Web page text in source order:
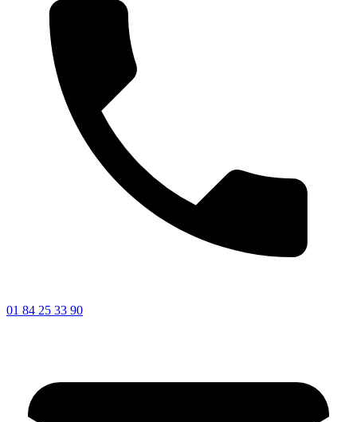
01 84 25 33 90